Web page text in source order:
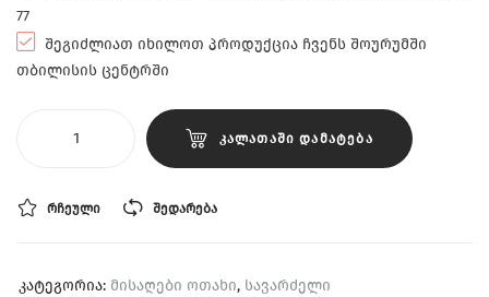
77
შეგიძლიათ იხილოთ პროდუქცია ჩვენს შოურუმში
თბილისის ცენტრში
ᲙᲐᲚᲐᲗᲐᲨᲘ ᲓᲐᲛᲐᲢᲔᲑᲐ
ᲠᲩᲔᲣᲚᲘ ᲨᲔᲓᲐᲠᲔᲑᲐ
კატეგორია: მისაღები ოთახი, სავარძელი